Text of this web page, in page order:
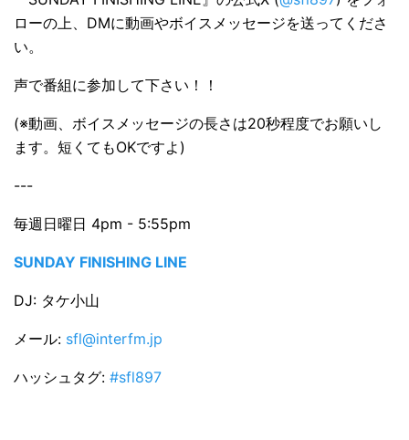
ローの上、DMに動画やボイスメッセージを送ってくださ
い。
声で番組に参加して下さい！！
(※動画、ボイスメッセージの長さは20秒程度でお願いし
ます。短くてもOKですよ)
---
毎週日曜日 4pm - 5:55pm
SUNDAY FINISHING LINE
DJ: タケ小山
メール: sfl@interfm.jp
ハッシュタグ: #sfl897